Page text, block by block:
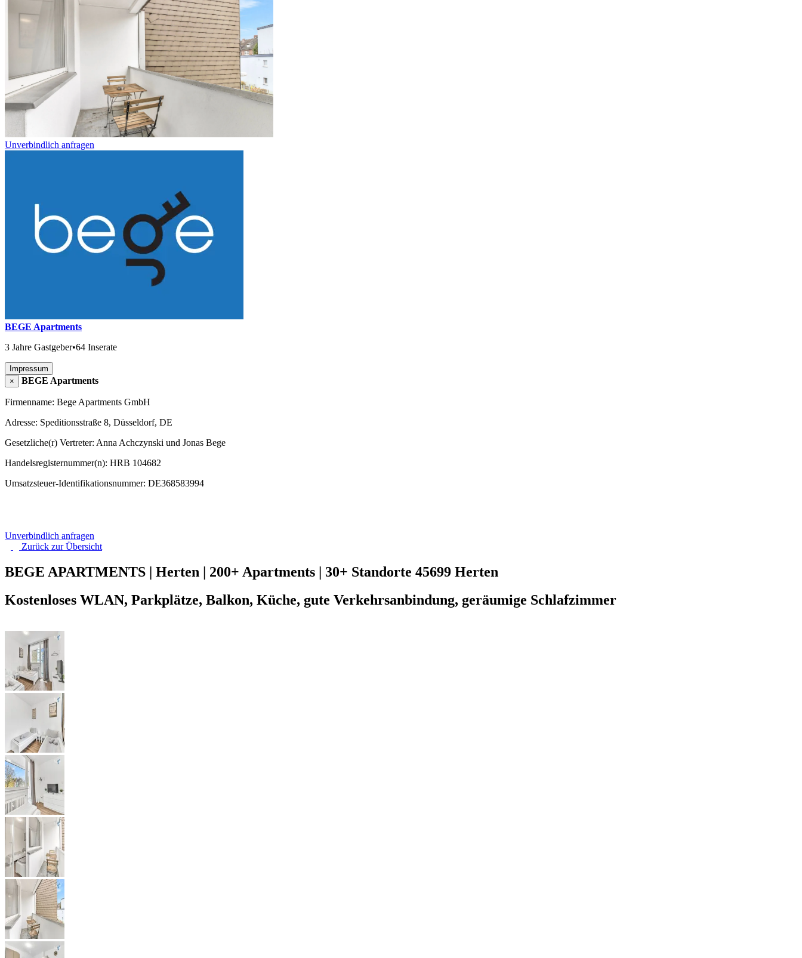
Unverbindlich anfragen
BEGE Apartments
3 Jahre Gastgeber•64 Inserate
Impressum
×
BEGE Apartments
Firmenname: Bege Apartments GmbH
Adresse: Speditionsstraße 8, Düsseldorf, DE
Gesetzliche(r) Vertreter: Anna Achczynski und Jonas Bege
Handelsregisternummer(n): HRB 104682
Umsatzsteuer-Identifikationsnummer: DE368583994
Unverbindlich anfragen
Zurück zurÜbersicht
BEGE APARTMENTS | Herten | 200+ Apartments | 30+ Standorte 45699 Herten
Kostenloses WLAN, Parkplätze, Balkon, Küche, gute Verkehrsanbindung, geräumige Schlafzimmer